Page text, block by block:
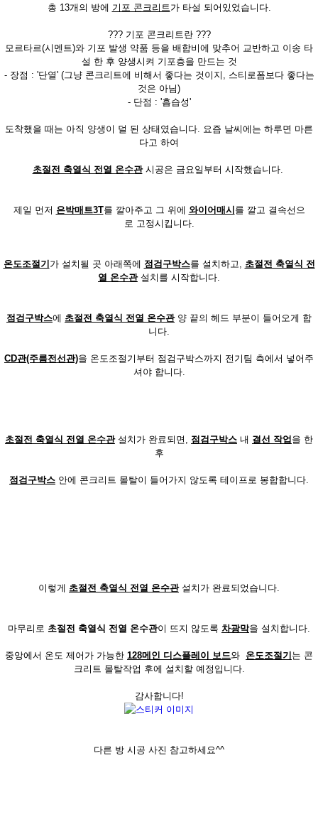
총 13개의 방에 기포 콘크리트 가 타설 되어있었습니다.
??? 기포 콘크리트란 ???
모르타르(시멘트)와 기포 발생 약품 등을 배합비에 맞추어 교반하고 이송 타
설 한 후 양생시켜 기포층을 만드는 것
- 장점 : '단열' (그냥 콘크리트에 비해서 좋다는 것이지, 스티로폼보다 좋다는
것은 아님)
- 단점 : '흡습성'
도착했을 때는 아직 양생이 덜 된 상태였습니다. 요즘 날씨에는 하루면 마른
다고 하여
초절전 축열식 전열 온수관시공은 금요일부터 시작했습니다.
제일 먼저 은박매트3T를 깔아주고 그 위에 와이어매시를 깔고 결속선으
로 고정시킵니다.
온도조절기가 설치될 곳 아래쪽에 점검구박스를 설치하고, 초절전 축열식 전
열 온수관설치를 시작합니다.
점검구박스에 초절전 축열식 전열 온수관 양 끝의 헤드 부분이 들어오게 합
니다.
CD관(주름전선관)을 온도조절기부터 점검구박스까지 전기팀 측에서 넣어주
셔야 합니다.
초절전 축열식 전열 온수관 설치가 완료되면, 점검구박스 내 결선 작업을 한
후
점검구박스 안에 콘크리트 몰탈이 들어가지 않도록 테이프로 봉합합니다.
이렇게 초절전 축열식 전열 온수관 설치가 완료되었습니다.
마무리로 초절전 축열식 전열 온수관이 뜨지 않도록 차광막을 설치합니다.
중앙에서 온도 제어가 가능한 128메인 디스플레이 보드와 온도조절기는 콘
크리트 몰탈작업 후에 설치할 예정입니다.
감사합니다!
다른 방 시공 사진 참고하세요^^